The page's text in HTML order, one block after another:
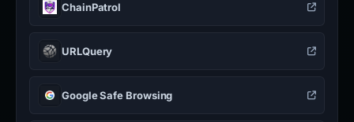
ChainPatrol
URLQuery
Google Safe Browsing